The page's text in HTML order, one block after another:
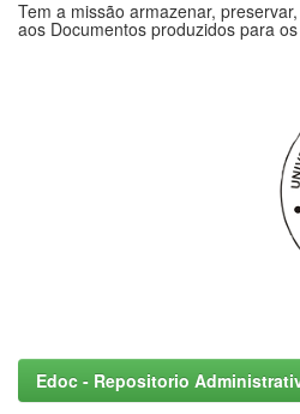
Tem a missão armazenar,
aos Documentos produzidos para
Edoc - Repositorio